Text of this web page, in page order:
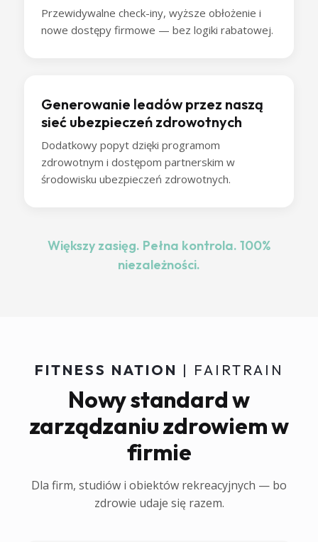
Przewidywalne check-iny, wyższe obłożenie i
nowe dostępy firmowe — bez logiki rabatowej.
Generowanie leadów przez naszą
sieć ubezpieczeń zdrowotnych
Dodatkowy popyt dzięki programom
zdrowotnym i dostępom partnerskim w
środowisku ubezpieczeń zdrowotnych.
Większy zasięg. Pełna kontrola. 100%
niezależności.
FITNESS NATION | FAIRTRAIN
Nowy standard w
zarządzaniu zdrowiem w
firmie
Dla firm, studiów i obiektów rekreacyjnych — bo
zdrowie udaje się razem.